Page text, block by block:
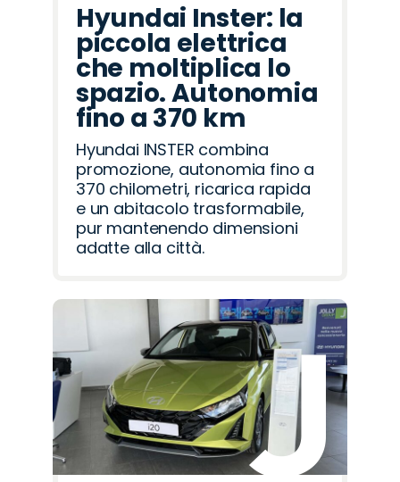
Hyundai Inster: la
piccola elettrica
che moltiplica lo
spazio. Autonomia
fino a 370 km
Hyundai INSTER combina
promozione, autonomia fino a
370 chilometri, ricarica rapida
e un abitacolo trasformabile,
pur mantenendo dimensioni
adatte alla città.